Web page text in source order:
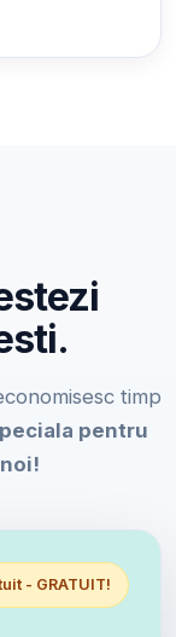
timp
pentru
- GRATUIT!